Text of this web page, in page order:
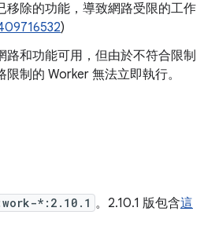
移除的功能，導致網路受限的工作
)
路和功能可用，但由於不符合限制
制的 Worker 無法立即執行。
*:2.10.1 。2.10.1 版包含這